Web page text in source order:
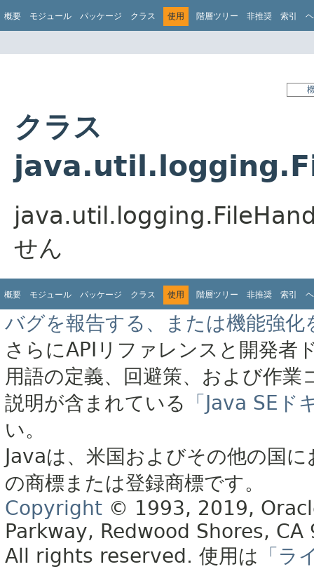
概要 モジュール パッケージ クラス 使用 階層ツリー 非推奨 索引
クラス
せん
概要 モジュール パッケージ クラス 使用 階層ツリー 非推奨 索引
バグを報告する、または機能強化
さらにAPIリファレンスと開発者
用語の定義、回避策、および作
説明が含まれている
「Java SE
い。
Javaは、米国およびその他の国
の商標または登録商標です。
Copyright © 1993, 2019,
Parkway, Redwood Shores, CA
All rights reserved. 使用は 「ラ